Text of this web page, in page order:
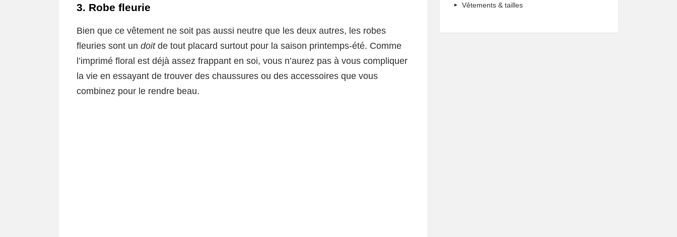
3. Robe fleurie
Bien que ce vêtement ne soit pas aussi neutre que les deux autres, les robes
fleuries sont un doit de tout placard surtout pour la saison printemps-été. Comme
l’imprimé floral est déjà assez frappant en soi, vous n’aurez pas à vous compliquer
la vie en essayant de trouver des chaussures ou des accessoires que vous
combinez pour le rendre beau.
Vêtements & tailles